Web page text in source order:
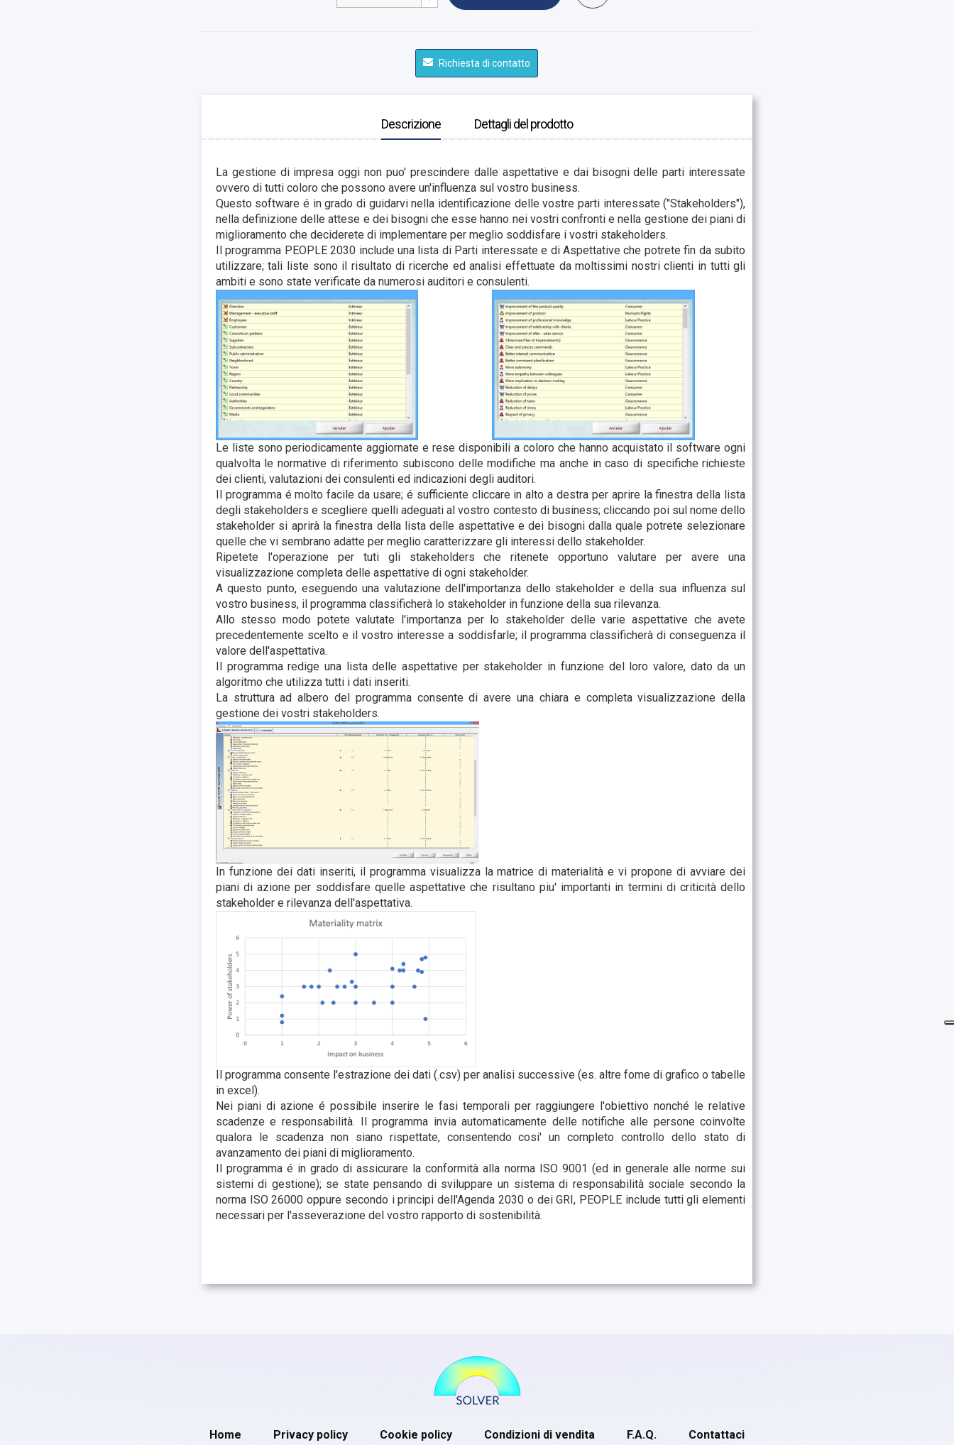
Richiesta di contatto
Descrizione Dettagli del prodotto
La gestione di impresa oggi non puo' prescindere dalle aspettative e dai bisogni delle parti interessate
ovvero di tutti coloro che possono avere un'influenza sul vostro business.
Questo software é in grado di guidarvi nella identificazione delle vostre parti interessate ("Stakeholders"),
nella definizione delle attese e dei bisogni che esse hanno nei vostri confronti e nella gestione dei piani di
miglioramento che deciderete di implementare per meglio soddisfare i vostri stakeholders.
Il programma PEOPLE 2030 include una lista di Parti interessate e di Aspettative che potrete fin da subito
utilizzare; tali liste sono il risultato di ricerche ed analisi effettuate da moltissimi nostri clienti in tutti gli
ambiti e sono state verificate da numerosi auditori e consulenti.
Le liste sono periodicamente aggiornate e rese disponibili a coloro che hanno acquistato il software ogni
qualvolta le normative di riferimento subiscono delle modifiche ma anche in caso di specifiche richieste
dei clienti, valutazioni dei consulenti ed indicazioni degli auditori.
Il programma é molto facile da usare; é sufficiente cliccare in alto a destra per aprire la finestra della lista
degli stakeholders e scegliere quelli adeguati al vostro contesto di business; cliccando poi sul nome dello
stakeholder si aprirà la finestra della lista delle aspettative e dei bisogni dalla quale potrete selezionare
quelle che vi sembrano adatte per meglio caratterizzare gli interessi dello stakeholder.
Ripetete l'operazione per tuti gli stakeholders che ritenete opportuno valutare per avere una
visualizzazione completa delle aspettative di ogni stakeholder.
A questo punto, eseguendo una valutazione dell'importanza dello stakeholder e della sua influenza sul
vostro business, il programma classificherà lo stakeholder in funzione della sua rilevanza.
Allo stesso modo potete valutate l'importanza per lo stakeholder delle varie aspettative che avete
precedentemente scelto e il vostro interesse a soddisfarle; il programma classificherà di conseguenza il
valore dell'aspettativa.
Il programma redige una lista delle aspettative per stakeholder in funzione del loro valore, dato da un
algoritmo che utilizza tutti i dati inseriti.
La struttura ad albero del programma consente di avere una chiara e completa visualizzazione della
gestione dei vostri stakeholders.
In funzione dei dati inseriti, il programma visualizza la matrice di materialità e vi propone di avviare dei
piani di azione per soddisfare quelle aspettative che risultano piu' importanti in termini di criticità dello
stakeholder e rilevanza dell'aspettativa.
Il programma consente l'estrazione dei dati (.csv) per analisi successive (es. altre fome di grafico o tabelle
in excel).
Nei piani di azione é possibile inserire le fasi temporali per raggiungere l'obiettivo nonché le relative
scadenze e responsabilità. Il programma invia automaticamente delle notifiche alle persone coinvolte
qualora le scadenza non siano rispettate, consentendo cosi' un completo controllo dello stato di
avanzamento dei piani di miglioramento.
Il programma é in grado di assicurare la conformità alla norma ISO 9001 (ed in generale alle norme sui
sistemi di gestione); se state pensando di sviluppare un sistema di responsabilità sociale secondo la
norma ISO 26000 oppure secondo i principi dell'Agenda 2030 o dei GRI, PEOPLE include tutti gli elementi
necessari per l'asseverazione del vostro rapporto di sostenibilità.
Home Privacy policy Cookie policy Condizioni di vendita F.A.Q. Contattaci